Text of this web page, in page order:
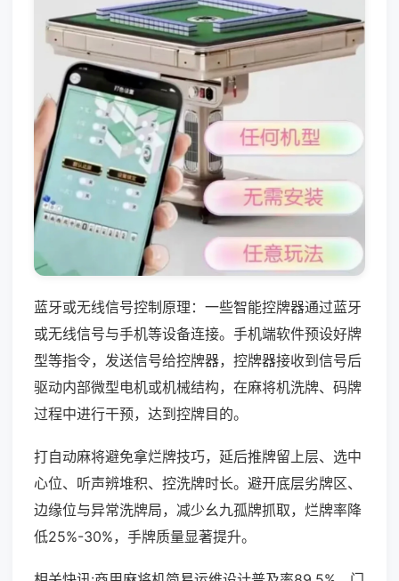
蓝牙或无线信号控制原理：一些智能控牌器通过蓝牙
或无线信号与手机等设备连接。手机端软件预设好牌
型等指令，发送信号给控牌器，控牌器接收到信号后
驱动内部微型电机或机械结构，在麻将机洗牌、码牌
过程中进行干预，达到控牌目的。
打自动麻将避免拿烂牌技巧，延后推牌留上层、选中
心位、听声辨堆积、控洗牌时长。避开底层劣牌区、
边缘位与异常洗牌局，减少幺九孤牌抓取，烂牌率降
低25%-30%，手牌质量显著提升。